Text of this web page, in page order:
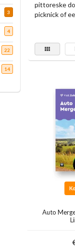
3
4
22
14
pittoreske
picknick of
Auto